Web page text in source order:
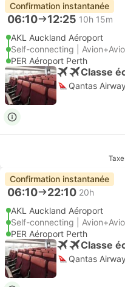
Confirmation instantanée
06:10 12:25 10h 15m
AKL Auckland Aéroport
Self-connecting |
PER Aéroport Perth
Classe
Qantas
Confirmation instantanée
06:10 22:10 20h
AKL Auckland Aéroport
Self-connecting |
PER Aéroport Perth
Classe
Qantas